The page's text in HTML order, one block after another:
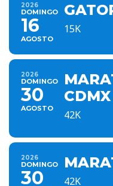
2026
DOMINGO
16
AGOSTO
15K
2026
DOMINGO
30
AGOSTO
CDMX
42K
2026
DOMINGO
30 42K